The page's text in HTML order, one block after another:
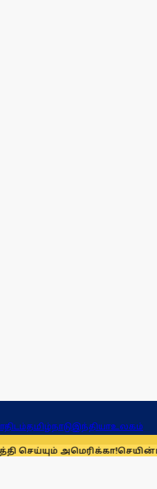
தமிழ்நாடுஇந்தியாஉலகம்
அமெரிக்கா!செயின்ட் லூயிஸ்